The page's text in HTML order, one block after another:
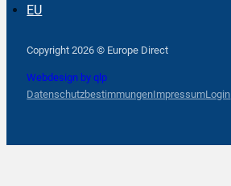
EU
Copyright 2026 © Europe Direct
Webdesign by qlp
DatenschutzbestimmungenImpressumLogin